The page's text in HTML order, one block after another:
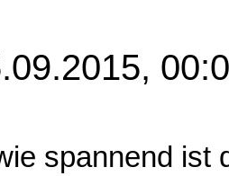
spannend